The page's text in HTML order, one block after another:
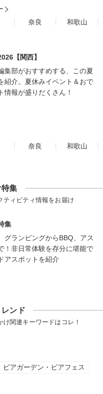
奈良
和歌山
【関西】
集部がおすすめする、この夏
紹介。夏休みイベント＆おで
情報が盛りだくさん！
奈良
和歌山
集
ティビティ情報をお届け
集
グランピングからBBQ、アス
！非日常体験を存分に堪能で
アスポットを紹介
ンド
関連キーワードはコレ！
ビアガーデン・ビアフェス